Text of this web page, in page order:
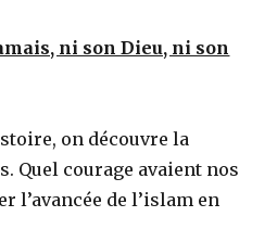
ni son Dieu, ni son
on découvre la
Quel courage avaient nos
l’avancée de l’islam en